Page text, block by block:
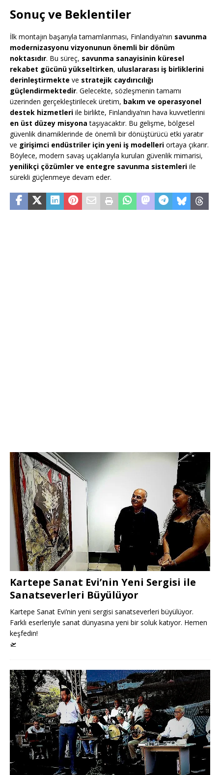
Sonuç ve Beklentiler
İlk montajın başarıyla tamamlanması, Finlandiya’nın savunma
modernizasyonu vizyonunun önemli bir dönüm
noktasıdır. Bu süreç, savunma sanayisinin küresel
rekabet gücünü yükseltirken, uluslararası iş birliklerini
derinleştirmekte ve stratejik caydırıcılığı
güçlendirmektedir. Gelecekte, sözleşmenin tamamı
üzerinden gerçekleştirilecek üretim, bakım ve operasyonel
destek hizmetleri ile birlikte, Finlandiya’nın hava kuvvetlerini
en üst düzey misyona taşıyacaktır. Bu gelişme, bölgesel
güvenlik dinamiklerinde de önemli bir dönüştürücü etki yaratır
ve girişimci endüstriler için yeni iş modelleri ortaya çıkarır.
Böylece, modern savaş uçaklarıyla kurulan güvenlik mimarisi,
yenilikçi çözümler ve entegre savunma sistemleri ile
sürekli güçlenmeye devam eder.
Kartepe Sanat Evi’nin Yeni Sergisi ile
Sanatseverleri Büyülüyor
Kartepe Sanat Evi’nin yeni sergisi sanatseverleri büyülüyor.
Farklı eserleriyle sanat dünyasına yeni bir soluk katıyor. Hemen
keşfedin!
🛫